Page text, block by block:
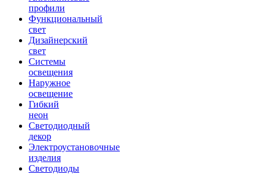
профили
Функциональный
свет
Дизайнерский
свет
Системы
освещения
Наружное
освещение
Гибкий
неон
Светодиодный
декор
Электроустановочные
изделия
Светодиоды